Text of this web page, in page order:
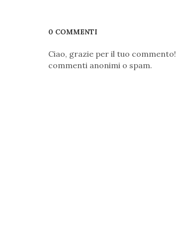
0 COMMENTI
Ciao, grazie per il tuo
commenti anonimi o spam.